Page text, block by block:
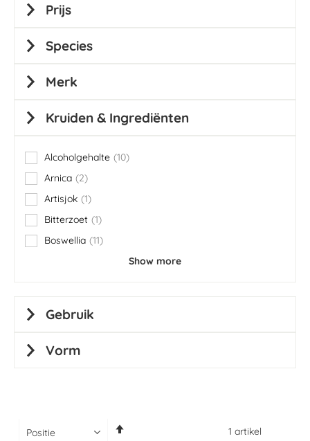
1 artikel
Prijs
Species
Merk
Kruiden & Ingrediënten
Alcoholgehalte 10
items
Arnica
2
items
Artisjok 1
item
Bitterzoet 1
item
Boswellia 11
items
Show more
Gebruik
Vorm